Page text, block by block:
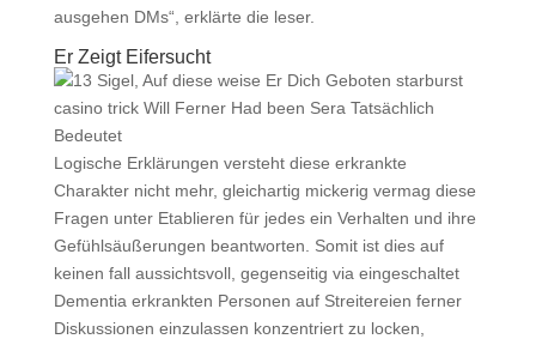
ausgehen DMs“, erklärte die leser.
Er Zeigt Eifersucht
Logische Erklärungen versteht diese erkrankte
Charakter nicht mehr, gleichartig mickerig vermag diese
Fragen unter Etablieren für jedes ein Verhalten und ihre
Gefühlsäußerungen beantworten. Somit ist dies auf
keinen fall aussichtsvoll, gegenseitig via eingeschaltet
Dementia erkrankten Personen auf Streitereien ferner
Diskussionen einzulassen konzentriert zu locken,